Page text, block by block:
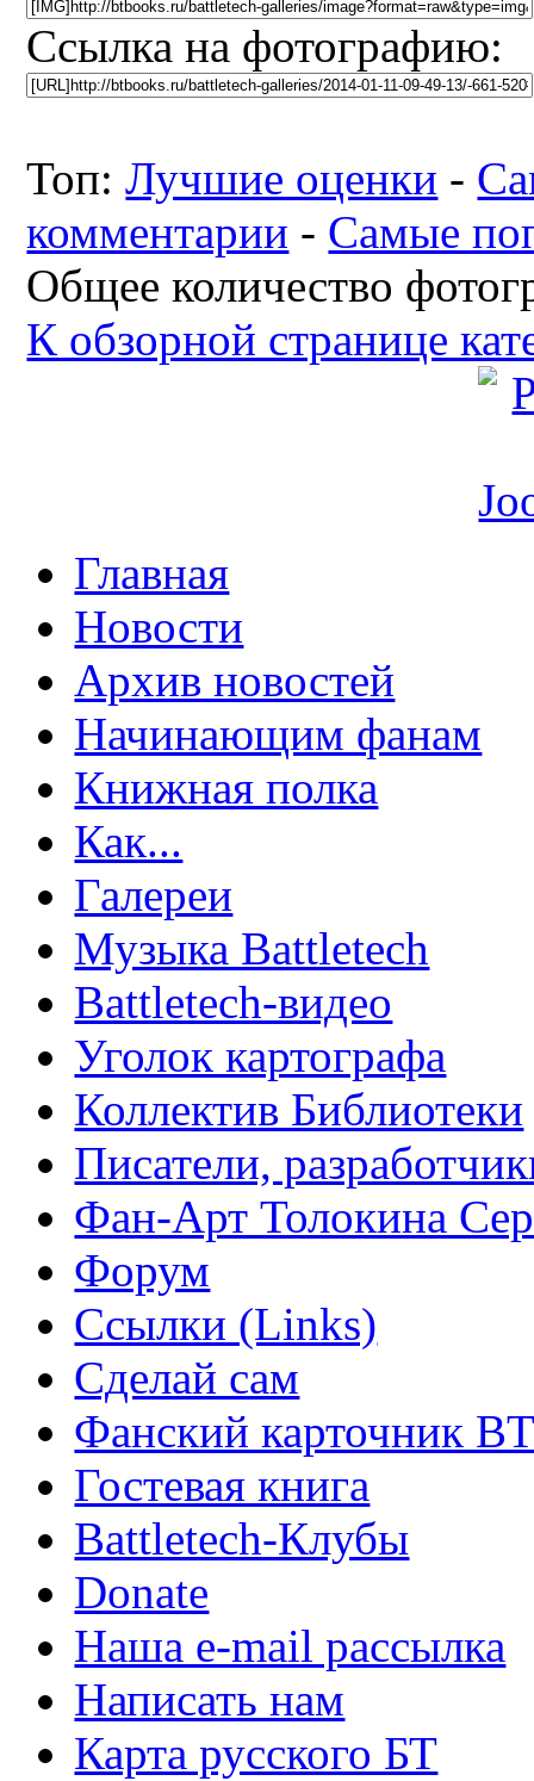
Ссылка на фотографию:
Топ:Лучшие оценки -
комментарии - Самые
Общее количество
К обзорной странице
Главная
Новости
Архив новостей
Начинающим фанам
Книжная полка
Как...
Галереи
Музыка Battletech
Battletech-видео
Уголок картографа
Коллектив Библиотеки
Писатели,
Фан-Арт Толокина
Форум
Ссылки (Links)
Сделай сам
Фанский карточник
Гостевая книга
Battletech-Клубы
Donate
Наша e-mail рассылка
Написать нам
Карта русского БТ